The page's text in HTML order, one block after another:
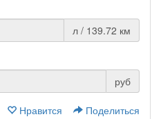
л / 139.72 км
руб
Нравится Поделиться